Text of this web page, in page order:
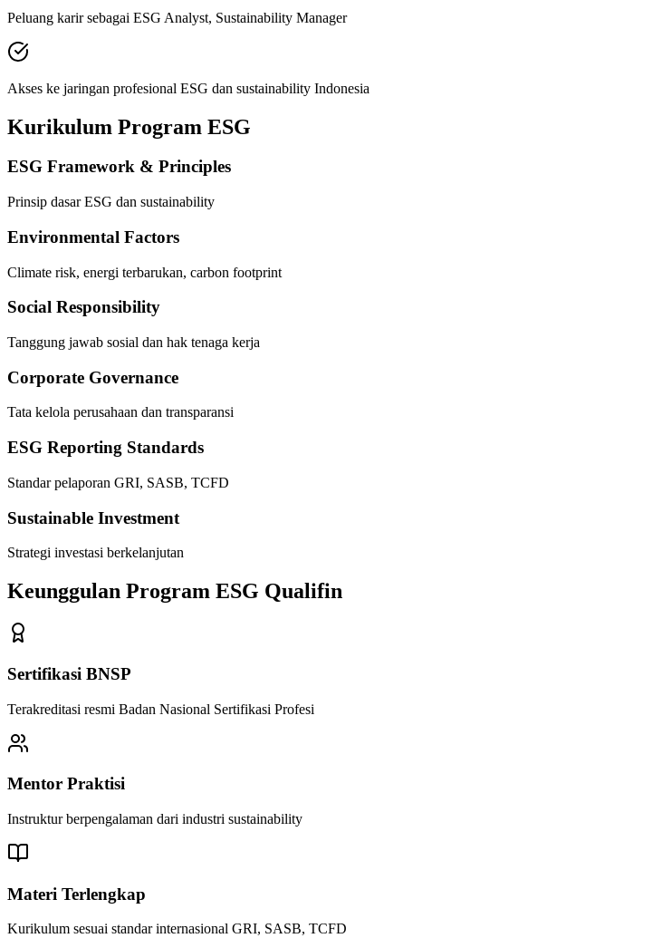
Peluang karir sebagai ESG Analyst, Sustainability Manager
Akses ke jaringan profesional ESG dan sustainability Indonesia
Kurikulum Program ESG
ESG Framework & Principles
Prinsip dasar ESG dan sustainability
Environmental Factors
Climate risk, energi terbarukan, carbon footprint
Social Responsibility
Tanggung jawab sosial dan hak tenaga kerja
Corporate Governance
Tata kelola perusahaan dan transparansi
ESG Reporting Standards
Standar pelaporan GRI, SASB, TCFD
Sustainable Investment
Strategi investasi berkelanjutan
Keunggulan Program ESG Qualifin
Sertifikasi BNSP
Terakreditasi resmi Badan Nasional Sertifikasi Profesi
Mentor Praktisi
Instruktur berpengalaman dari industri sustainability
Materi Terlengkap
Kurikulum sesuai standar internasional GRI, SASB, TCFD